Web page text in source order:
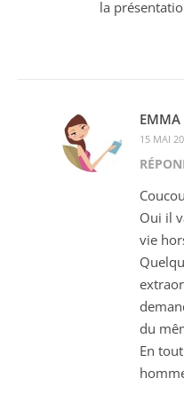
la
EMMA
15 MAI
Oui il
vie
du
En